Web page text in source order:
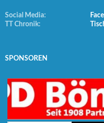
Social Media:
TT Chronik:
SPONSOREN